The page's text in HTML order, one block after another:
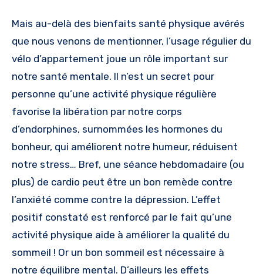
Mais au-delà des bienfaits santé physique avérés
que nous venons de mentionner, l’usage régulier du
vélo d’appartement joue un rôle important sur
notre santé mentale. Il n’est un secret pour
personne qu’une activité physique régulière
favorise la libération par notre corps
d’endorphines, surnommées les hormones du
bonheur, qui améliorent notre humeur, réduisent
notre stress… Bref, une séance hebdomadaire (ou
plus) de cardio peut être un bon remède contre
l’anxiété comme contre la dépression. L’effet
positif constaté est renforcé par le fait qu’une
activité physique aide à améliorer la qualité du
sommeil ! Or un bon sommeil est nécessaire à
notre équilibre mental. D’ailleurs les effets